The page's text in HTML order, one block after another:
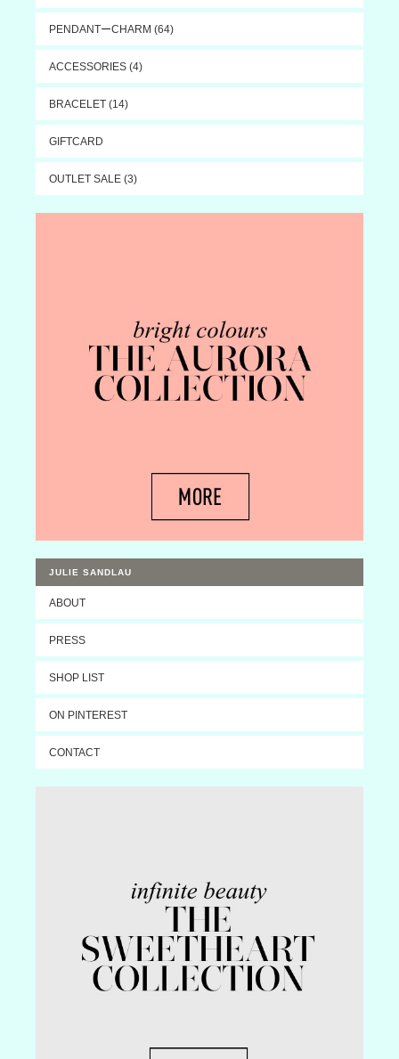
PENDANTーCHARM (64)
ACCESSORIES (4)
BRACELET (14)
GIFTCARD
OUTLET SALE (3)
JULIE SANDLAU
ABOUT
PRESS
SHOP LIST
ON PINTEREST
CONTACT